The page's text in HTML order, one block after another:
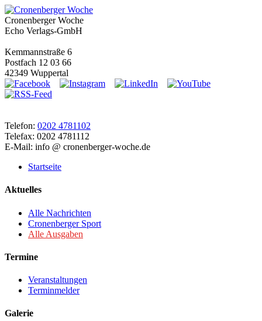
Cronenberger Woche
Echo Verlags-GmbH
Kemmannstraße 6
Postfach 12 03 66
42349 Wuppertal
Telefon: 0202 4781102
Telefax: 0202 4781112
E-Mail: info @ cronenberger-woche.de
Startseite
Aktuelles
Alle Nachrichten
Cronenberger Sport
Alle Ausgaben
Termine
Veranstaltungen
Terminmelder
Galerie